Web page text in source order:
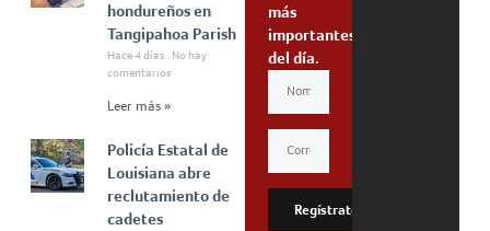
hondureños en
Tangipahoa Parish
Hace 4 días
No hay
comentarios
Leer más »
Policía Estatal de
Louisiana abre
reclutamiento de
cadetes
más
importantes
del día.
Regístrate